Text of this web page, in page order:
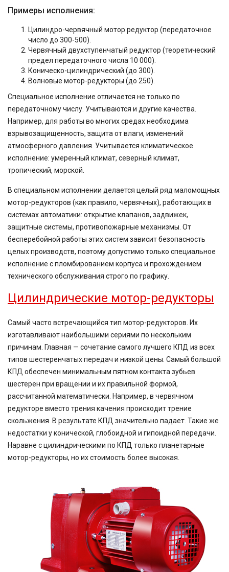
Примеры исполнения:
Цилиндро-червячный мотор редуктор (передаточное
число до 300-500).
Червячный двухступенчатый редуктор (теоретический
предел передаточного числа 10 000).
Коническо-цилиндрический (до 300).
Волновые мотор-редукторы (до 250).
Специальное исполнение отличается не только по
передаточному числу. Учитываются и другие качества.
Например, для работы во многих средах необходима
взрывозащищенность, защита от влаги, изменений
атмосферного давления. Учитывается климатическое
исполнение: умеренный климат, северный климат,
тропический, морской.
В специальном исполнении делается целый ряд маломощных
мотор-редукторов (как правило, червячных), работающих в
системах автоматики: открытие клапанов, задвижек,
защитные системы, противопожарные механизмы. От
бесперебойной работы этих систем зависит безопасность
целых производств, поэтому допустимо только специальное
исполнение с пломбированием корпуса и прохождением
технического обслуживания строго по графику.
Цилиндрические мотор-редукторы
Самый часто встречающийся тип мотор-редукторов. Их
изготавливают наибольшими сериями по нескольким
причинам. Главная — сочетание самого лучшего КПД из всех
типов шестеренчатых передач и низкой цены. Самый большой
КПД обеспечен минимальным пятном контакта зубьев
шестерен при вращении и их правильной формой,
рассчитанной математически. Например, в червячном
редукторе вместо трения качения происходит трение
скольжения. В результате КПД значительно падает. Такие же
недостатки у конической, глобоидной и гипоидной передачи.
Наравне с цилиндрическими по КПД только планетарные
мотор-редукторы, но их стоимость более высокая.